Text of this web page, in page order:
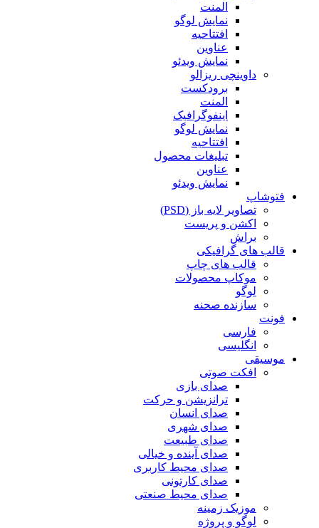
المنت
نمایش لوگو
افتتاحیه
عناوین
نمایش ویدئو
داوینچی ریزالو
برودکست
المنت
اینفوگرافیک
نمایش لوگو
افتتاحیه
تبلیغات محصول
عناوین
نمایش ویدئو
فتوشاپ
تصاویر لایه باز (PSD)
اکشن و پریست
براش
قالب های گرافیکی
قالب های چاپ
موکاپ محصولات
لوگو
سازنده صحنه
فونت
فارسی
انگلیسی
موسیقی
افکت صوتی
صدای بازی
ترانزیشن و حرکت
صدای انسان
صدای شهری
صدای طبیعت
صدای آینده و خیالی
صدای محیط کاربری
صدای کارتونی
صدای محیط صنعتی
موزیک زمینه
لوگو و پروژه